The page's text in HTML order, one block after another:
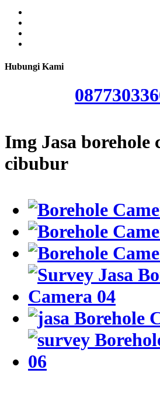
Hubungi Kami
Img Jasa borehole
cibubur